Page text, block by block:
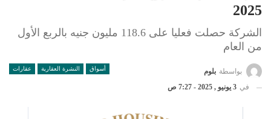
2025
الشركة حصلت فعليا على 118.6 مليون جنيه بالربع الأول
من العام
أسواق النشرة العقارية عقارات بواسطة بلوم
في 3 يونيو , 2025 - 7:27 ص